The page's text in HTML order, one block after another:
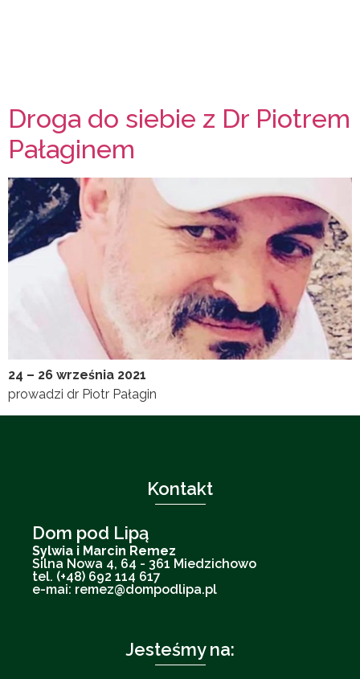
Droga do siebie z Dr Piotrem
Pałaginem
24 – 26 września 2021
prowadzi dr Piotr Pałagin
Kontakt
Dom pod Lipą
Sylwia i Marcin Remez
Silna Nowa 4, 64 - 361 Miedzichowo
tel. (+48) 692 114 617
e-mai: remez@dompodlipa.pl
Jesteśmy na: